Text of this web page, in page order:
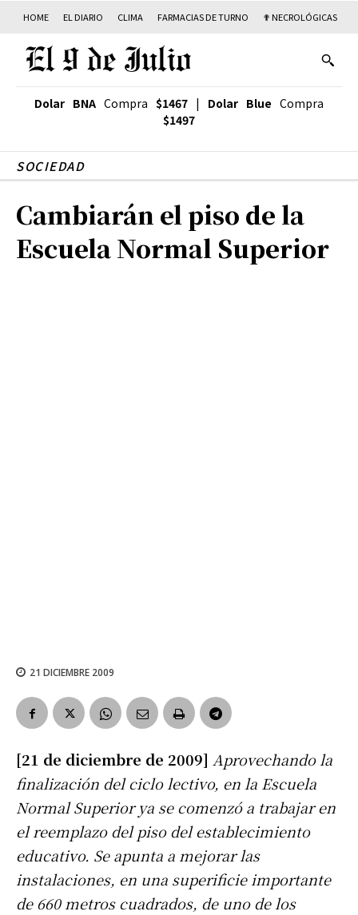
HOME EL DIARIO CLIMA FARMACIAS DE TURNO ✟ NECROLÓGICAS
Dolar BNA Compra $1467 | Dolar Blue Compra
$1497
SOCIEDAD
Cambiarán el piso de la
Escuela Normal Superior
21 DICIEMBRE 2009
[21 de diciembre de 2009] Aprovechando la
finalización del ciclo lectivo, en la Escuela
Normal Superior ya se comenzó a trabajar en
el reemplazo del piso del establecimiento
educativo. Se apunta a mejorar las
instalaciones, en una superificie importante
de 660 metros cuadrados, de uno de los